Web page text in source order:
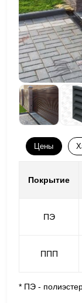
Цены
Покрытие
ПЭ
ППП
* ПЭ -